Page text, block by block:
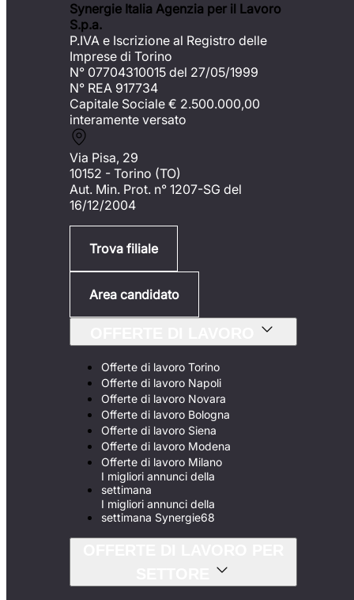
Synergie Italia Agenzia per il Lavoro
S.p.a.
P.IVA e Iscrizione al Registro delle
Imprese di Torino
N° 07704310015 del 27/05/1999
N° REA 917734
Capitale Sociale € 2.500.000,00
interamente versato
Via Pisa, 29
10152 - Torino (TO)
Aut. Min. Prot. n° 1207-SG del
16/12/2004
Trova filiale
Area candidato
Offerte di lavoro Torino
Offerte di lavoro Napoli
Offerte di lavoro Novara
Offerte di lavoro Bologna
Offerte di lavoro Siena
Offerte di lavoro Modena
Offerte di lavoro Milano
I migliori annunci della
settimana
I migliori annunci della
settimana Synergie68